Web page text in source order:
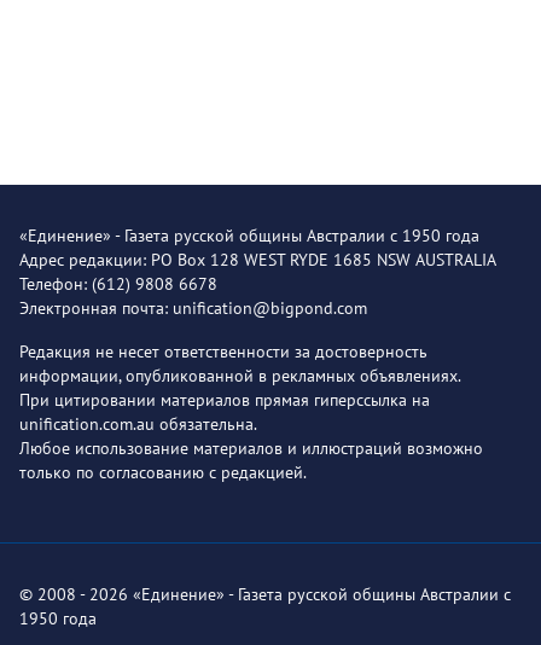
«Единение» - Газета русской общины Австралии с 1950 года
Адрес редакции: PO Box 128 WEST RYDE 1685 NSW AUSTRALIA
Телефон: (612) 9808 6678
Электронная почта: unification@bigpond.com
Редакция не несет ответственности за достоверность
информации, опубликованной в рекламных объявлениях.
При цитировании материалов прямая гиперссылка на
unification.com.au обязательна.
Любое использование материалов и иллюстраций возможно
только по согласованию с редакцией.
© 2008 - 2026 «Единение» - Газета русской общины Австралии с
1950 года